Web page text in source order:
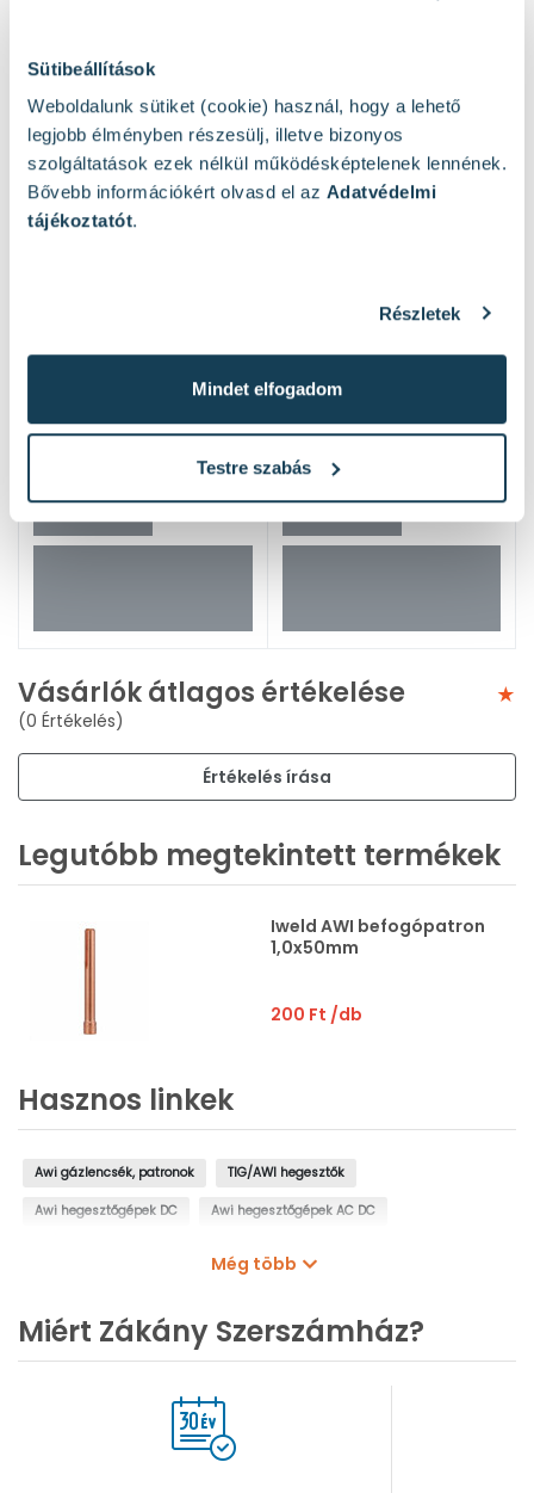
Sütibeállítások
Weboldalunk sütiket (cookie) használ, hogy a lehető
legjobb élményben részesülj, illetve bizonyos
szolgáltatások ezek nélkül működésképtelenek lennének.
Bővebb információkért olvasd el az Adatvédelmi
tájékoztatót.
Részletek
Mindet elfogadom
Testre szabás
Hasonló termékek
Vásárlók átlagos értékelése
(0 Értékelés)
Értékelés írása
Legutóbb megtekintett termékek
Iweld AWI befogópatron
1,0x50mm
200 Ft /db
Hasznos linkek
Awi gázlencsék, patronok TIG/AWI hegesztők
Awi hegesztőgépek DC Awi hegesztőgépek AC DC
Még több
Miért Zákány Szerszámház?